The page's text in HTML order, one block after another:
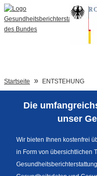
Zum Inhalt
Sprachumschaltung
Fußzeile
Startseite ENTSTEHUNG
Die
unser
Wir bieten Ihnen kostenfrei
in Form von übersichtlichen